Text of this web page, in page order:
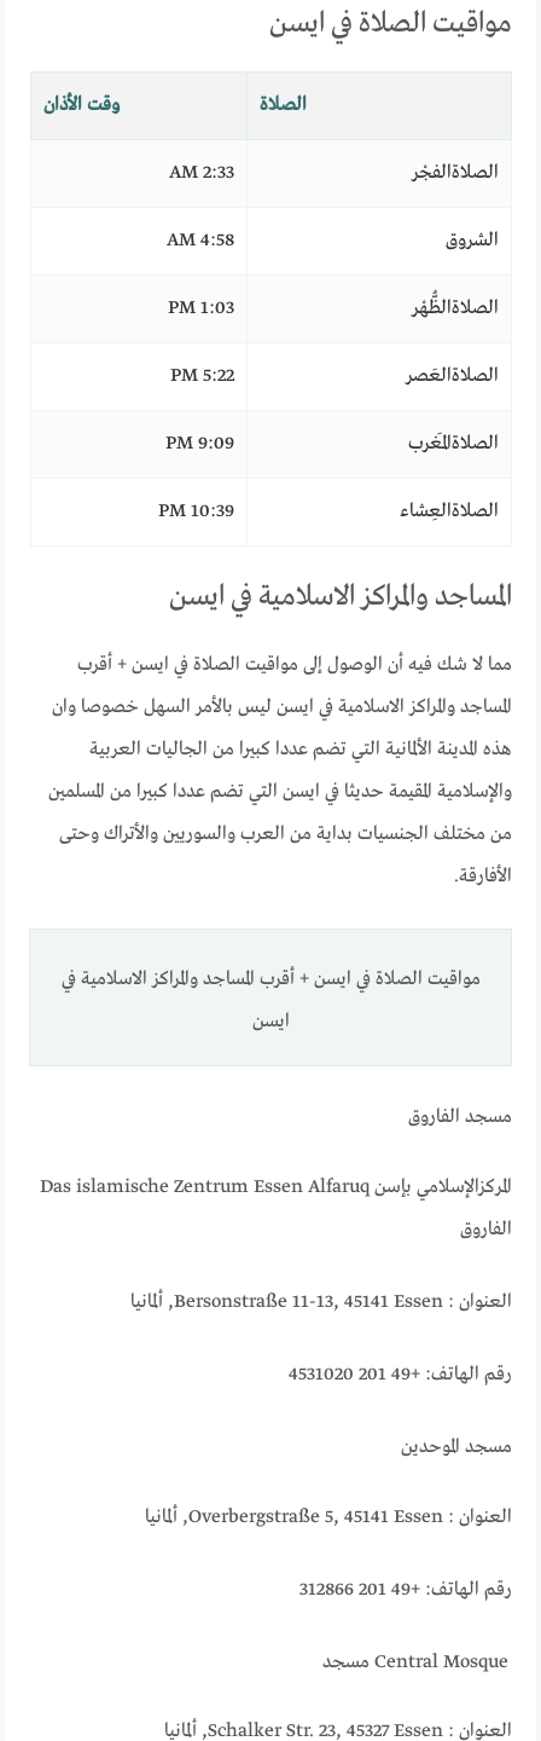
مواقيت الصلاة في ايسن
الصلاة وقت الأذان
الصلاةالفجْر 2:33 AM
الشروق 4:58 AM
الصلاةالظُّهْر 1:03 PM
الصلاةالعَصر 5:22 PM
الصلاةالمَغرب 9:09 PM
الصلاةالعِشاء 10:39 PM
المساجد والمراكز الاسلامية في ايسن
مما لا شك فيه أن الوصول إلى مواقيت الصلاة في ايسن + أقرب
المساجد والمراكز الاسلامية في ايسن ليس بالأمر السهل خصوصا وان
هذه المدينة الألمانية التي تضم عددا كبيرا من الجاليات العربية
والإسلامية المقيمة حديثا في ايسن التي تضم عددا كبيرا من المسلمين
من مختلف الجنسيات بداية من العرب والسوريين والأتراك وحتى
الأفارقة.
مواقيت الصلاة في ايسن + أقرب المساجد والمراكز الاسلامية في
ايسن
مسجد الفاروق
Das islamische Zentrum Essen Alfaruq المركزالإسلامي بإسن
الفاروق
العنوان : Bersonstraße 11-13, 45141 Essen, ألمانيا
رقم الهاتف: +49 201 4531020
مسجد الموحدين
العنوان : Overbergstraße 5, 45141 Essen, ألمانيا
رقم الهاتف: +49 201 312866
Central Mosque مسجد
العنوان : Schalker Str. 23, 45327 Essen, ألمانيا